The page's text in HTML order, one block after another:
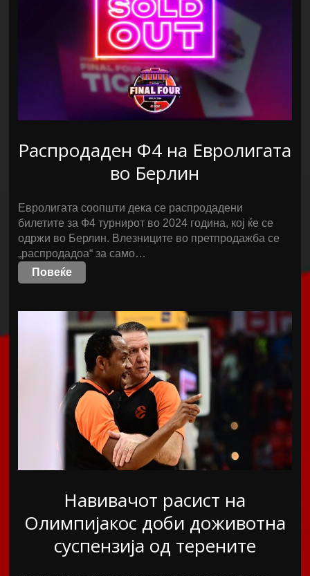
Распродаден Ф4 на Евролигата
во Берлин
Евролигата соопшти дека се распродадени
билетите за Ф4 турнирот во 2024 година, кој ќе се
одржи во Берлин. Влезниците во претпродажба се
„распродадоа“ за само…
Повеќе
Навивачот расист на
Олимпијакос доби доживотна
суспензија од терените